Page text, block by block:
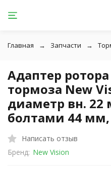
Главная Запчасти
Адаптер
тормоза New
диаметр вн.
болтами 44
Написать отзыв
Бренд: New Vision